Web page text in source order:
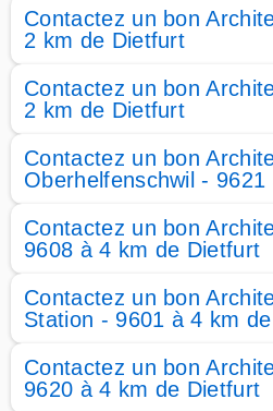
Contactez un bon
2 km de Dietfurt
Contactez un bon
2 km de Dietfurt
Contactez un bon
Oberhelfenschwil -
Contactez un bon
9608 à 4 km de Dietfurt
Contactez un bon
Station - 9601 à 4 km
Contactez un bon
9620 à 4 km de Dietfurt